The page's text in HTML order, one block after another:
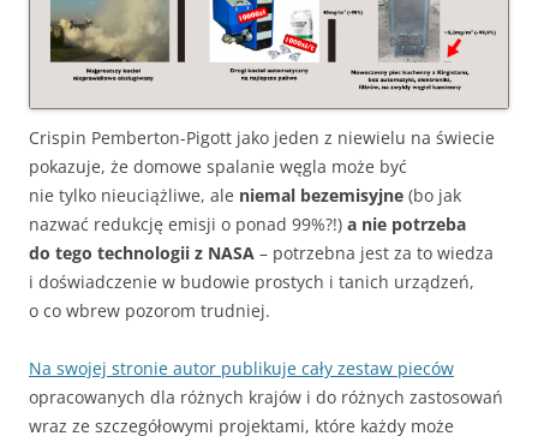
Crispin Pemberton-Pigott jako jeden z niewielu na świecie
pokazuje, że domowe spalanie węgla może być
nie tylko nieuciążliwe, ale niemal bezemisyjne (bo jak
nazwać redukcję emisji o ponad 99%?!) a nie potrzeba
do tego technologii z NASA – potrzebna jest za to wiedza
i doświadczenie w budowie prostych i tanich urządzeń,
o co wbrew pozorom trudniej.
Na swojej stronie autor publikuje cały zestaw pieców
opracowanych dla różnych krajów i do różnych zastosowań
wraz ze szczegółowymi projektami, które każdy może